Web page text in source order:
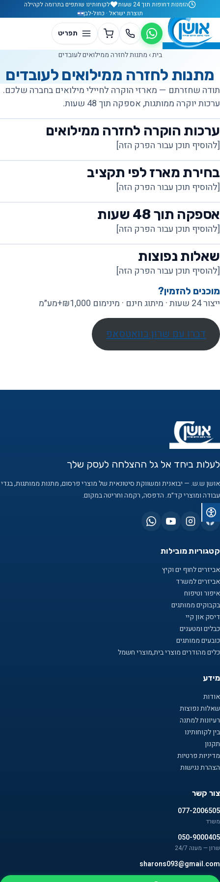
דלג לתוכןהזמנות דחופות תוך 24 שעות
לקוחותינו שותפים בתרומה לקהילה
תוצרת ישראל · כחול-לבן
בית› מתנות לחזרה ממילואים לעובדים
מתנות לחזרה ממילואים לעובדים
תודה שחזרתם — מארזי הוקרה לחיילי מילואים בחברה שלכם.
ערכות יוקרה ממותגות, אספקה תוך 48 שעות.
ערכות הוקרה לחזרה ממילואים
[להוסיף תוכן עבור הפרק הזה]
בחירת מארז לפי תקציב
[להוסיף תוכן עבור הפרק הזה]
אספקה תוך 48 שעות
[להוסיף תוכן עבור הפרק הזה]
שאלות נפוצות
[להוסיף תוכן עבור הפרק הזה]
מוכנים להזמין?
ייצור 24 שעות · מיתוג חינם · מינימום ₪1,000+מע״מ
דברו עם שרון בוואטסאפ
לעלות ביחד אל גל ההצלחה לעסק שלך
אושן ש.ש. — יבואנית ומשווקת סיטונאית של מוצרי פרסום, מתנות ממותגות, בגדי
עבודה ומוצרי קד״מ. הדפסה, רקמה וחריטה במקום.
קטגוריות מובילות
אביזרים לחוף ים וקיץ
אביזרים למשרד
איפור וטיפוח
בקבוקים ממותגים
דיסק און קיי
כבלים ומטענים
כובעים ממותגים
כלים מהודרים מוצרי בית,מוצרי חשמל
מידע
אודות
שאלות נפוצות
רעיונות למתנה
בין לקוחותינו
תקנון
מדיניות פרטיות
הצהרת נגישות
צור קשר
077-2006505
משרד
050-9000405
שרון — מענה 24/7
sharons093@gmail.com